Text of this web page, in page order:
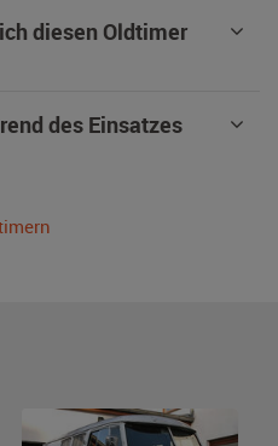
diesen Oldtimer
des Einsatzes